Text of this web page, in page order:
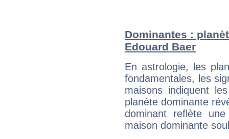
Dominantes :
Edouard Baer
En astrologie, les
fondamentales, les
maisons indiquent
planète dominante
dominant reflète
maison dominante